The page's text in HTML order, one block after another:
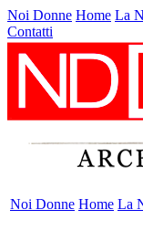
Noi Donne Home La
Contatti
Noi Donne Home La